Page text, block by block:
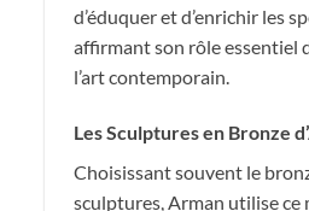
d’éduquer et d’enrichir les
affirmant son rôle essentiel
l’art contemporain.
Les Sculptures en Bronze
Choisissant souvent le
sculptures, Arman utilise ce